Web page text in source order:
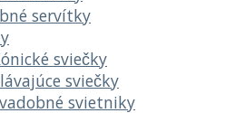
servítky
sviečky
sviečky
svietniky